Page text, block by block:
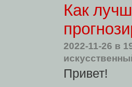
Как
2022-11-26 в
Привет!